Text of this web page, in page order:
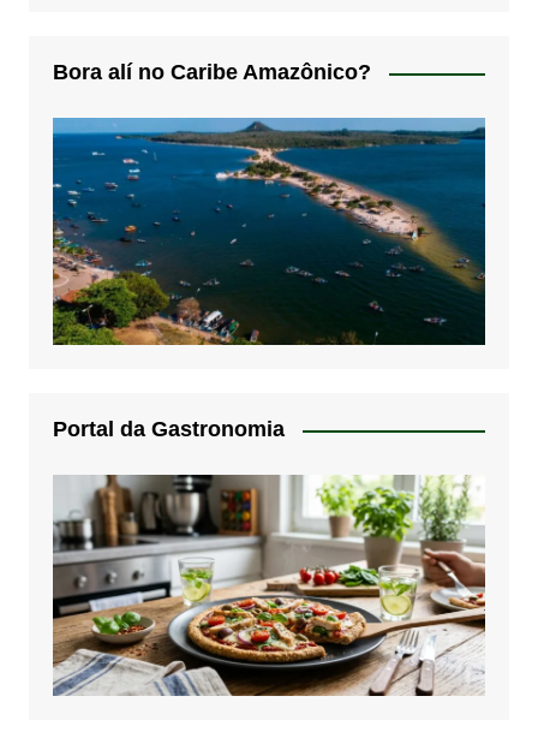
Bora alí no Caribe Amazônico?
Portal da Gastronomia